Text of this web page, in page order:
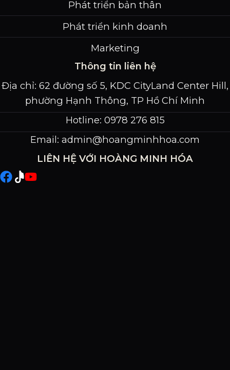
Phát triển bản thân
Phát triển kinh doanh
Marketing
Thông tin liên hệ
Địa chỉ: 62 đường số 5, KDC CityLand Center Hill,
phường Hạnh Thông, TP Hồ Chí Minh
Hotline: 0978 276 815
Email: admin@hoangminhhoa.com
LIÊN HỆ VỚI HOÀNG MINH HÓA